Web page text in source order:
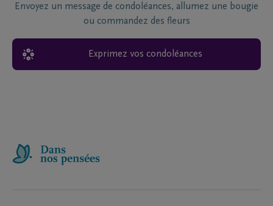
Envoyez un message de condoléances, allumez une bougie
ou commandez des fleurs
Exprimez vos condoléances